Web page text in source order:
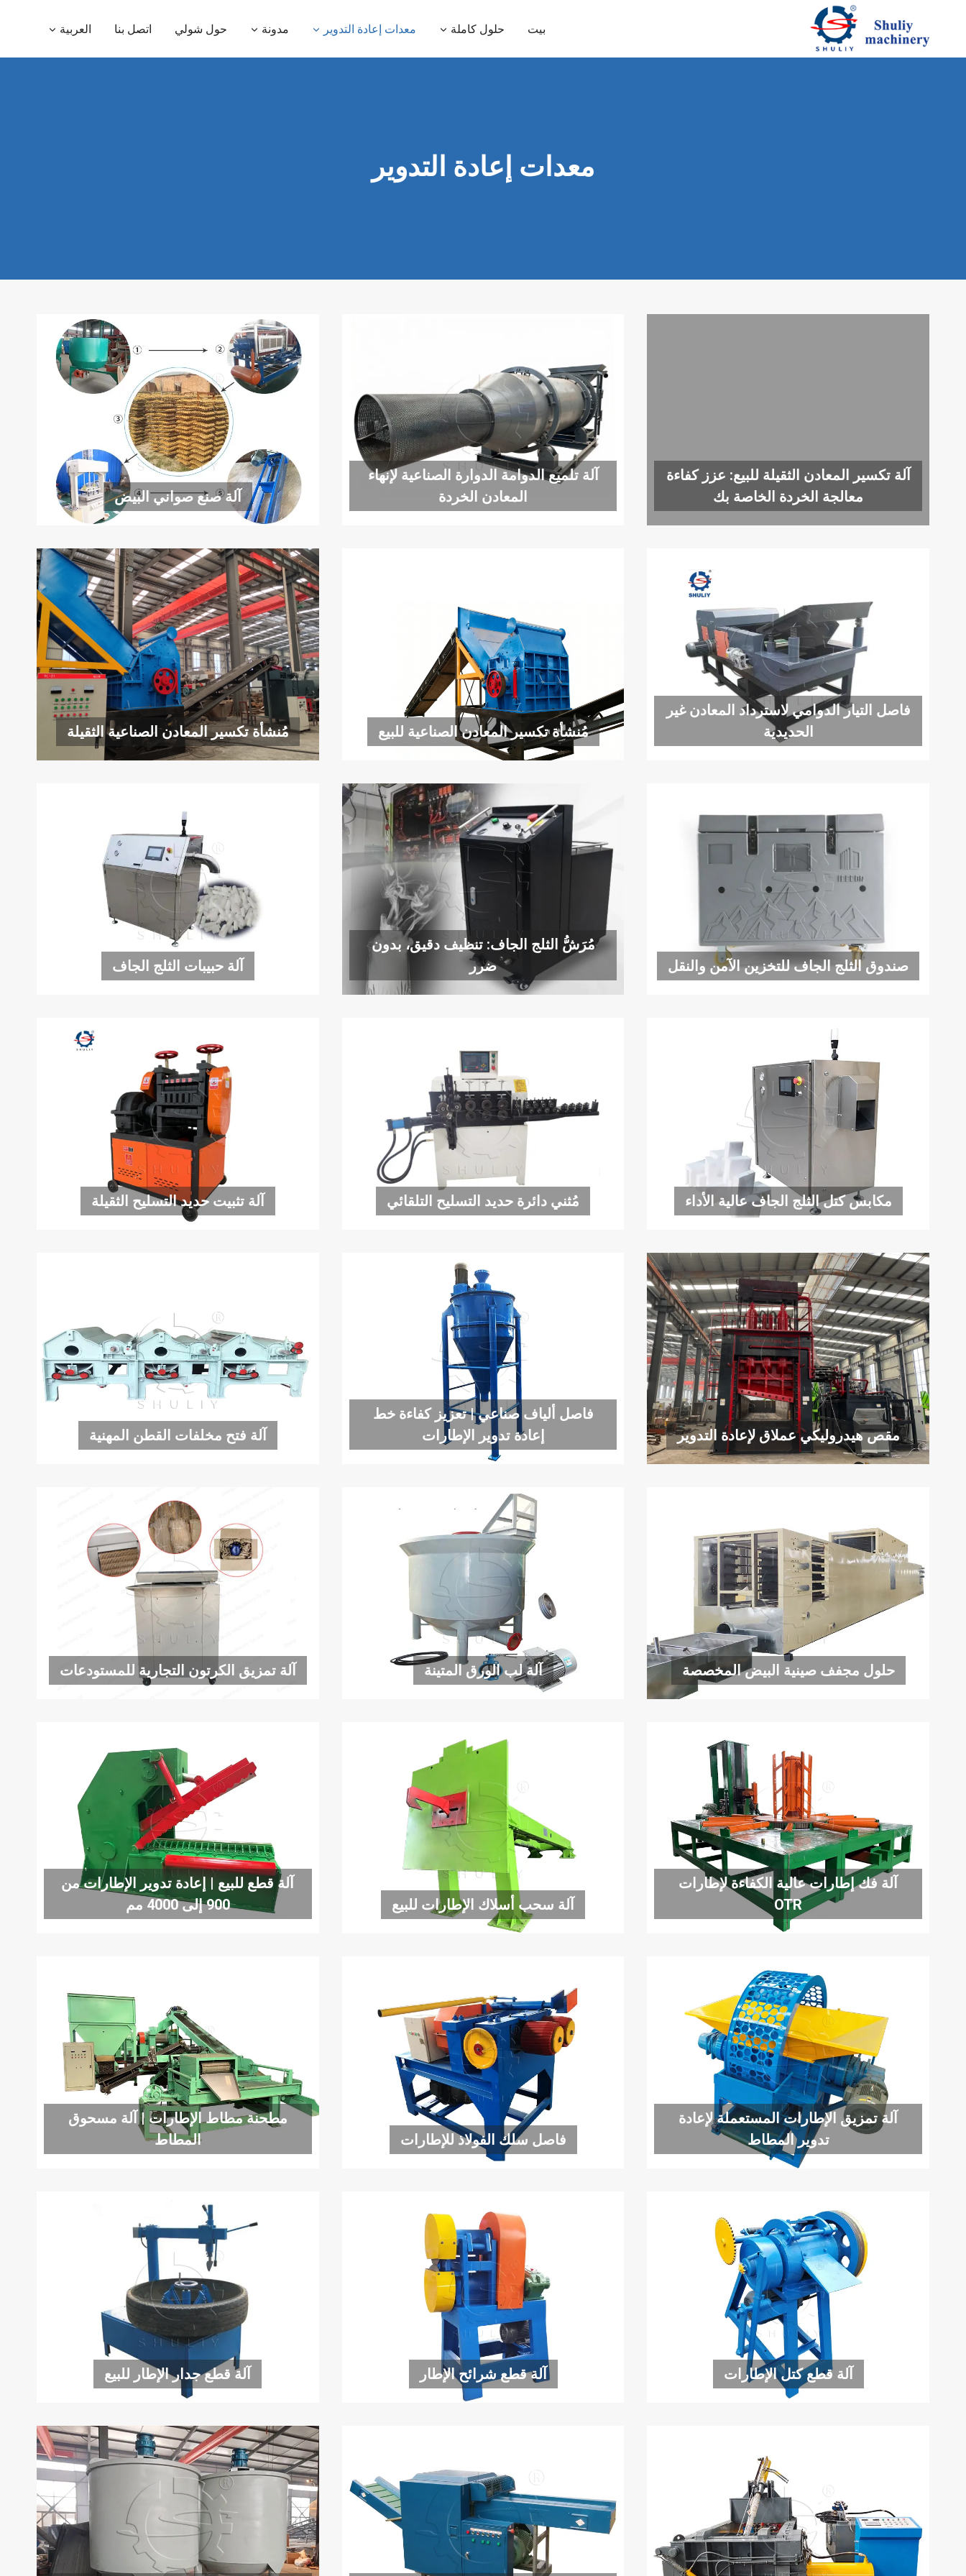
المحتوى
بيت حلول كاملة معدات إعادة التدوير مدونة حول شولي اتصل بنا العربية
معدات إعادة التدوير
آلة تكسير المعادن الثقيلة للبيع: عزز كفاءة
معالجة الخردة الخاصة بك
آلة تلميع الدوامة الدوارة الصناعية لإنهاء
المعادن الخردة
آلة صنع صواني البيض
فاصل التيار الدوامي لاسترداد المعادن غير
الحديدية
مُنشأة تكسير المعادن الصناعية للبيع مُنشأة تكسير المعادن الصناعية الثقيلة
صندوق الثلج الجاف للتخزين الآمن والنقل
مُرَشُّ الثلج الجاف: تنظيف دقيق، بدون
ضرر
آلة حبيبات الثلج الجاف
مكابس كتل الثلج الجاف عالية الأداء مُثني دائرة حديد التسليح التلقائي آلة تثبيت حديد التسليح الثقيلة
مقص هيدروليكي عملاق لإعادة التدوير
فاصل ألياف صناعي | تعزيز كفاءة خط
إعادة تدوير الإطارات
آلة فتح مخلفات القطن المهنية
حلول مجفف صينية البيض المخصصة آلة لب الورق المتينة آلة تمزيق الكرتون التجارية للمستودعات
آلة فك إطارات عالية الكفاءة لإطارات
OTR
آلة سحب أسلاك الإطارات للبيع
آلة قطع للبيع | إعادة تدوير الإطارات من
900 إلى 4000 مم
آلة تمزيق الإطارات المستعملة لإعادة
تدوير المطاط
فاصل سلك الفولاذ للإطارات
مطحنة مطاط الإطارات | آلة مسحوق
المطاط
آلة قطع كتل الإطارات آلة قطع شرائح الإطار آلة قطع جدار الإطار للبيع